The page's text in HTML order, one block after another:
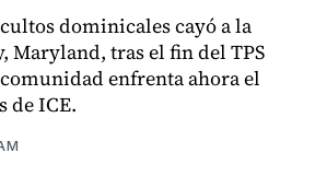
dominicales cayó a la
Maryland, tras el fin del TPS
enfrenta ahora el
de ICE.